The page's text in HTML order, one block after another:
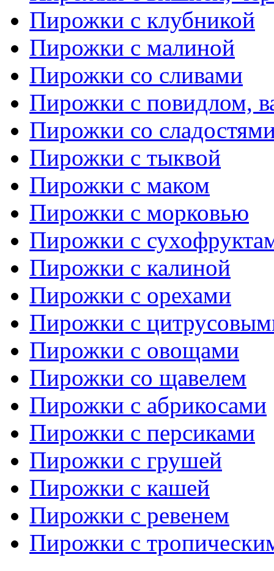
Пирожки с клубникой
Пирожки с малиной
Пирожки со сливами
Пирожки с повидлом,
Пирожки со
Пирожки с тыквой
Пирожки с маком
Пирожки с морковью
Пирожки с
Пирожки с калиной
Пирожки с орехами
Пирожки с
Пирожки с овощами
Пирожки со щавелем
Пирожки с абрикосами
Пирожки с персиками
Пирожки с грушей
Пирожки с кашей
Пирожки с ревенем
Пирожки с